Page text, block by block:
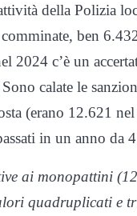
della Polizia
ben
2024 c’è un
calate le
(erano 12.621
in un anno da
ai monopattini
quadruplicati e